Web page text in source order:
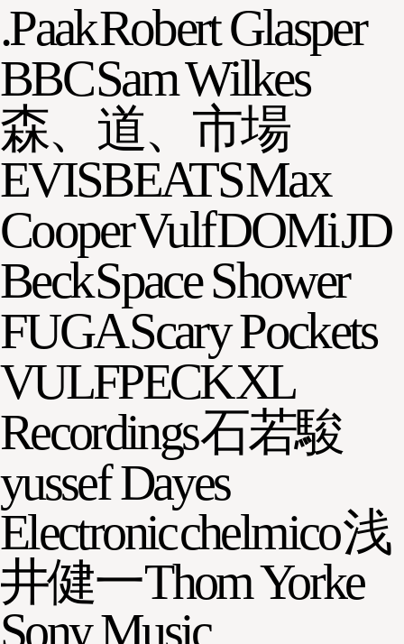
.PaakRobert Glasper
BBCSam Wilkes
森、道、市場
EVISBEATSMax
CooperVulfDOMiJD
BeckSpace Shower
FUGAScary Pockets
VULFPECKXL
Recordings石若駿
yussef Dayes
Electronicchelmico浅
井健一Thom Yorke
Sony Music